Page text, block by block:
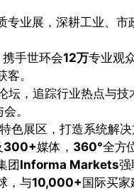
专业展，深耕工业、市
手世环会12万专业观
。
坛，追踪行业热点与技
。
色展区，打造系统解决
300+媒体， 360°全方
团 Informa Markets强
，与10,000+ 国际买家
推广链接：